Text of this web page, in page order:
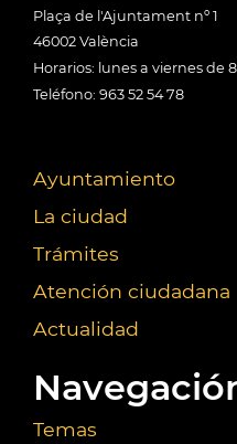
Plaça de l'Ajuntament nº 1
46002 València
Horarios: lunes a viernes de
Teléfono: 963 52 54 78
Ayuntamiento
La ciudad
Trámites
Atención ciudadana
Actualidad
Temas